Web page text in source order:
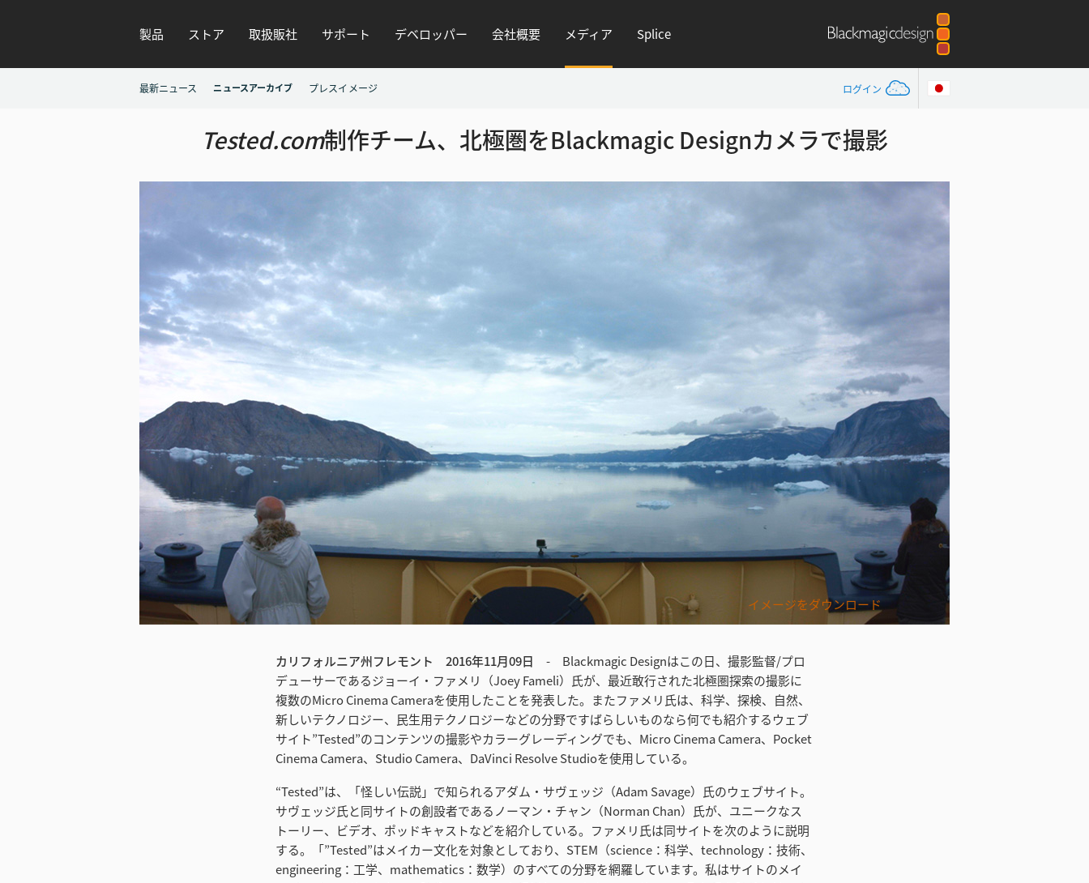
製品 ストア 取扱販社 サポート デベロッパー 会社概要 メディア Splice
ログイン
最新ニュース ニュースアーカイブ プレスイメージ
Tested.com制作チーム、北極圏をBlackmagic Designカメラで撮影
イメージをダウンロード
カリフォルニア州フレモント 2016年11月09日
- Blackmagic Designはこの日、撮影監督/プロ
デューサーであるジョーイ・ファメリ（Joey Fameli）氏が、最近敢行された北極圏探索の撮影に
複数のMicro Cinema Cameraを使用したことを発表した。またファメリ氏は、科学、探検、自然、
新しいテクノロジー、民生用テクノロジーなどの分野ですばらしいものなら何でも紹介するウェブ
サイト”Tested”のコンテンツの撮影やカラーグレーディングでも、Micro Cinema Camera、Pocket
Cinema Camera、Studio Camera、DaVinci Resolve Studioを使用している。
“Tested”は、「怪しい伝説」で知られるアダム・サヴェッジ（Adam Savage）氏のウェブサイト。
サヴェッジ氏と同サイトの創設者であるノーマン・チャン（Norman Chan）氏が、ユニークなス
トーリー、ビデオ、ポッドキャストなどを紹介している。ファメリ氏は同サイトを次のように説明
する。「”Tested”はメイカー文化を対象としており、STEM（science：科学、technology：技術、
engineering：工学、mathematics：数学）のすべての分野を網羅しています。私はサイトのメイ